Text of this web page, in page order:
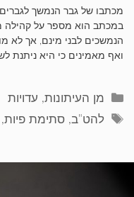
מכתבו של גבר הנמשך
במכתב הוא מספר על קהילה
הנמשכים לבני מינם, אך לא
ואף מאמינים כי היא ניתנת
קטגוריות
מן העיתונות, עדויות
תגיות
להט"ב,סתימת פיות,